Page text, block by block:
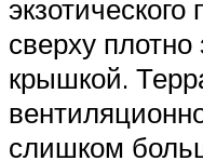
сверху плотно
крышкой.
слишком